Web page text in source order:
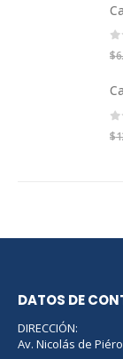
0
$
$
DATOS DE
DIRECCIÓN:
Av. Nicolás de